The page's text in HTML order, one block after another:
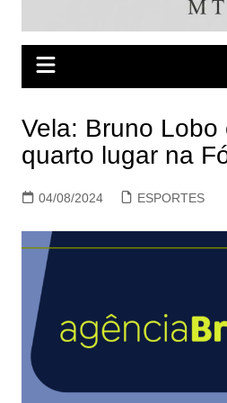
Vela: Bruno Lobo
quarto lugar na
04/08/2024 ESPORTES